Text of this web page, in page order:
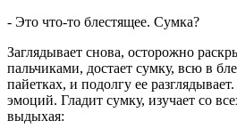
- Это что-то блестящее. Сумка?
Заглядывает снова, осторожно
пальчиками, достает сумку, всю в
пайетках, и подолгу ее
эмоций. Гладит сумку, изучает со
выдыхая: